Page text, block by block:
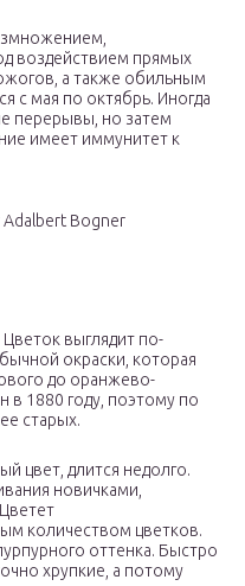
воздействием прямых
а также обильным
с мая по октябрь. Иногда
перерывы, но затем
имеет иммунитет к
Bogner
выглядит по-
окраски, которая
до оранжево-
в 1880 году, поэтому по
старых.
цвет, длится недолго.
новичками,
количеством цветков.
оттенка. Быстро
хрупкие, а потому